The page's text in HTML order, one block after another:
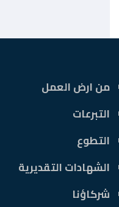
من ارض العمل
التبرعات
التطوع
الشهادات التقديرية
شركاؤنا